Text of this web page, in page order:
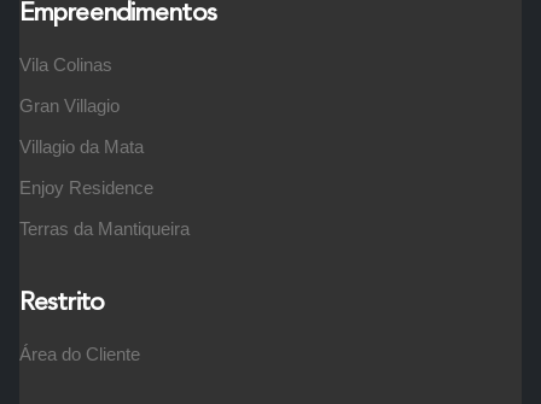
Empreendimentos
Vila Colinas
Gran Villagio
Villagio da Mata
Enjoy Residence
Terras da Mantiqueira
Restrito
Área do Cliente